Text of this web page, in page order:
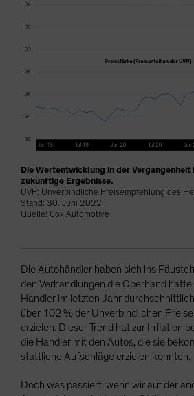
Die Wertentwicklung in der Vergangenheit
zukünftige Ergebnisse.
UVP: Unverbindliche Preisempfehlung des
Stand: 30. Juni 2022
Quelle: Cox Automotive
Die Autohändler haben sich ins
den Verhandlungen die Oberhand
Händler im letzten Jahr
über 102 % der Unverbindlichen
erzielen. Dieser Trend hat zur Inflation
die Händler mit den Autos, die sie
stattliche Aufschläge erzielen konnten.
Doch was passiert, wenn wir auf der